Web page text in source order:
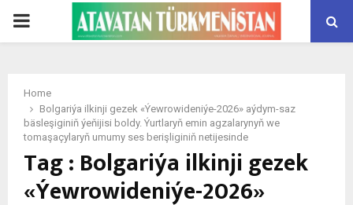
PRIMARY
Home
Bolgariýa ilkinji gezek «Ýewrowideniýe-2026» aýdym-saz
bäsleşiginiň ýeňijisi boldy. Ýurtlaryň emin agzalarynyň we
tomaşaçylaryň umumy ses berişliginiň netijesinde
Tag : Bolgariýa ilkinji gezek
«Ýewrowideniýe-2026»